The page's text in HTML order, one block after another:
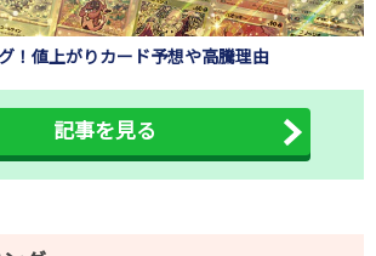
！値上がりカード予想や高騰理由
記事を見る